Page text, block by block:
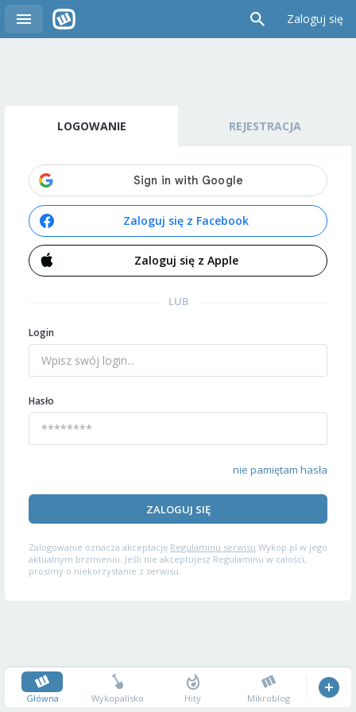
Zaloguj się
LOGOWANIE REJESTRACJA
Zaloguj się z Facebook
Zaloguj się z Apple
LUB
Login
Hasło
nie pamiętam hasła
ZALOGUJ SIĘ
Zalogowanie oznacza akceptację Regulaminu serwisu Wykop.pl w jego
aktualnym brzmieniu. Jeśli nie akceptujesz Regulaminu w całości,
prosimy o niekorzystanie z serwisu.
Główna Wykopalisko Hity Mikroblog